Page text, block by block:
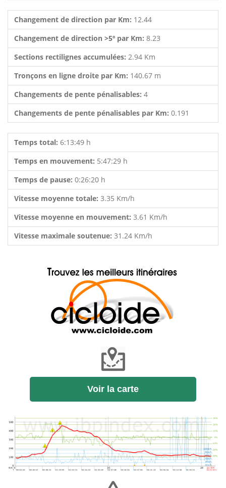
Changement de direction par Km: 12.44
Changement de direction >5º par Km: 8.23
Sections rectilignes accumulées: 2.94 Km
Tronçons en ligne droite par Km: 140.67 m
Changements de pente pénalisables: 4
Changements de pente pénalisables par Km: 0.191
Temps total: 6:13:49 h
Temps en mouvement: 5:47:29 h
Temps de pause: 0:26:20 h
Vitesse moyenne totale: 3.35 Km/h
Vitesse moyenne en mouvement: 3.61 Km/h
Vitesse maximale soutenue: 31.24 Km/h
Voir la carte